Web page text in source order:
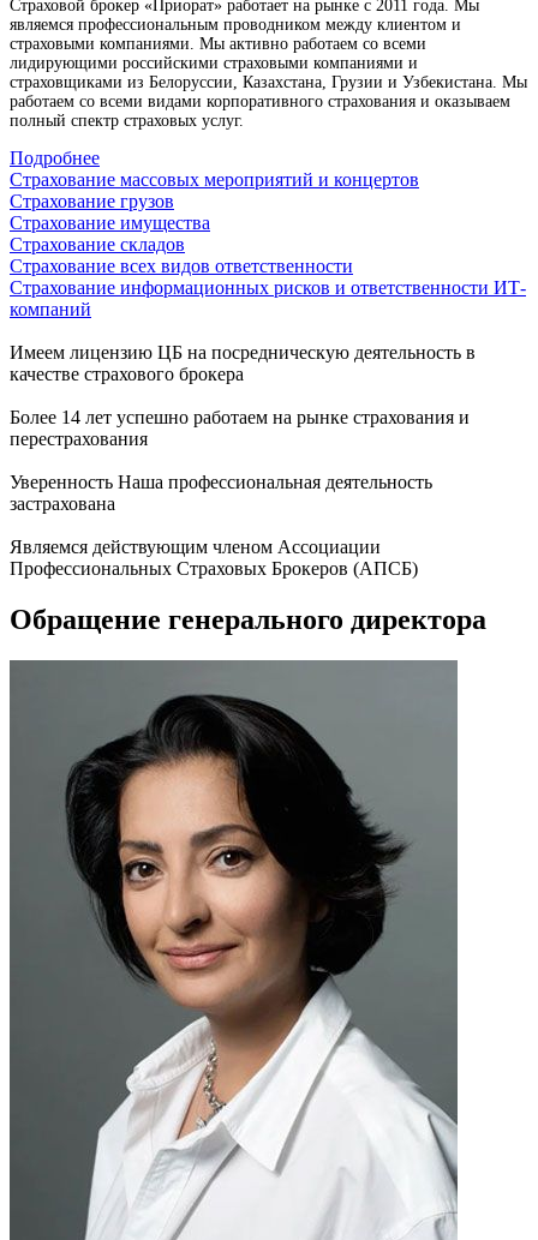
Страховой брокер «Приорат» работает на рынке с 2011 года. Мы
являемся профессиональным проводником между клиентом и
страховыми компаниями. Мы активно работаем со всеми
лидирующими российскими страховыми компаниями и
страховщиками из Белоруссии, Казахстана, Грузии и Узбекистана. Мы
работаем со всеми видами корпоративного страхования и оказываем
полный спектр страховых услуг.
Подробнее
Страхование массовых мероприятий и концертов
Страхование грузов
Страхование имущества
Страхование складов
Страхование всех видов ответственности
Страхование информационных рисков и ответственности ИТ-
компаний
Имеем лицензию ЦБ на посредническую деятельность в
качестве страхового брокера
Более 14 лет успешно работаем на рынке страхования и
перестрахования
Уверенность Наша профессиональная деятельность
застрахована
Являемся действующим членом Ассоциации
Профессиональных Страховых Брокеров (АПСБ)
Обращение генерального директора